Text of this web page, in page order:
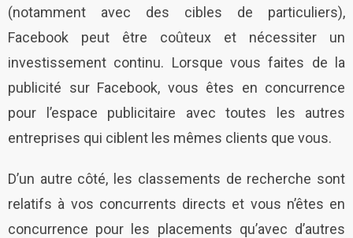
(notamment avec des cibles de particuliers),
Facebook peut être coûteux et nécessiter un
investissement continu. Lorsque vous faites de la
publicité sur Facebook, vous êtes en concurrence
pour l’espace publicitaire avec toutes les autres
entreprises qui ciblent les mêmes clients que vous.
D’un autre côté, les classements de recherche sont
relatifs à vos concurrents directs et vous n’êtes en
concurrence pour les placements qu’avec d’autres